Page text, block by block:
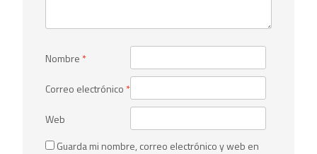
Nombre *
Correo electrónico *
Web
Guarda mi nombre, correo electrónico y web en